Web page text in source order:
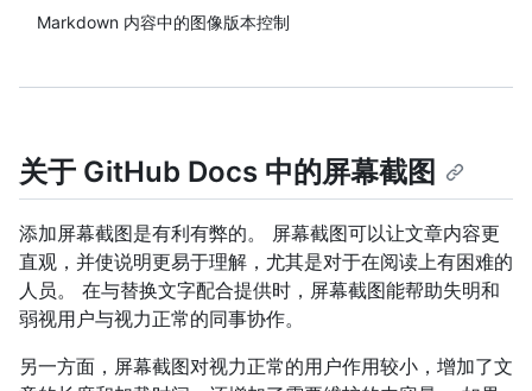
Markdown 内容中的图像版本控制
关于 GitHub Docs 中的屏幕截图
添加屏幕截图是有利有弊的。 屏幕截图可以让文章内容更
直观，并使说明更易于理解，尤其是对于在阅读上有困难的
人员。 在与替换文字配合提供时，屏幕截图能帮助失明和
弱视用户与视力正常的同事协作。
另一方面，屏幕截图对视力正常的用户作用较小，增加了文